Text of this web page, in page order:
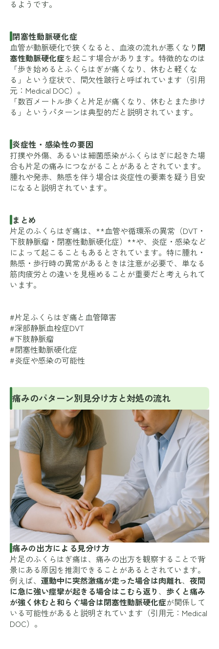
るようです。
閉塞性動脈硬化症
血管が動脈硬化で狭くなると、血液の流れが悪くなり 閉
塞性動脈硬化症を起こす場合があります。特徴的なのは
「歩き始めるとふくらはぎが痛くなり、休むと軽くな
る」という症状で、間欠性跛行と呼ばれています（引用
元： Medical DOC）。
「数百メートル歩くと片足が痛くなり、休むとまた歩け
る」というパターンは典型的だと説明されています。
炎症性・感染性の要因
打撲や外傷、あるいは細菌感染がふくらはぎに起きた場
合も片足の痛みにつながることがあるとされています。
腫れや発赤、熱感を伴う場合は炎症性の要素を疑う目安
になると説明されています。
まとめ
片足のふくらはぎ痛は、**血管や循環系の異常（DVT・
下肢静脈瘤・閉塞性動脈硬化症）**や、炎症・感染など
によって起こることもあるとされています。特に腫れ・
熱感・歩行時の異常があるときは注意が必要で、単なる
筋肉疲労との違いを見極めることが重要だと考えられて
います。
#片足ふくらはぎ痛と血管障害
#深部静脈血栓症DVT
#下肢静脈瘤
#閉塞性動脈硬化症
#炎症や感染の可能性
痛みのパターン別見分け方と対処の流れ
痛みの出方による見分け方
片足のふくらはぎ痛は、痛みの出方を観察することで背
景にある原因を推測できることがあるとされています。
例えば、 運動中に突然激痛が走った場合は肉離れ、 夜間
に急に強い痙攣が起きる場合はこむら返り 、 歩くと痛み
が強く休むと和らぐ場合は閉塞性動脈硬化症が関係して
いる可能性があると説明されています（引用元： Medical
DOC）。